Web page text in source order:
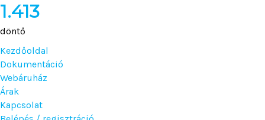
1.413
döntő
Kezdőoldal
Dokumentáció
Webáruház
Árak
Kapcsolat